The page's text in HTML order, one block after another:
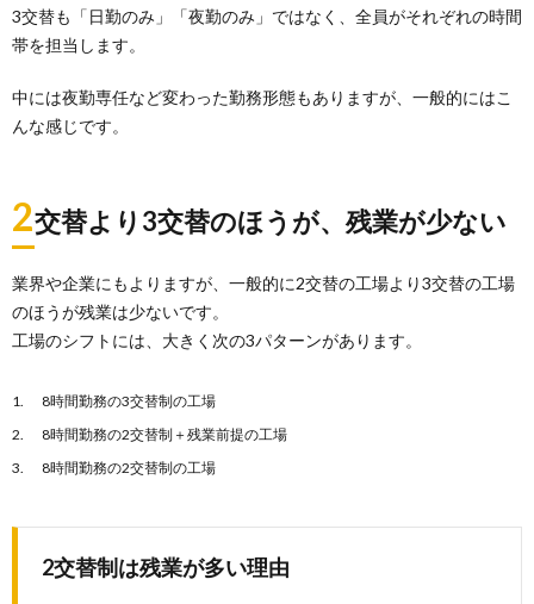
3交替も「日勤のみ」「夜勤のみ」ではなく、全員がそれぞれの時間
帯を担当します。
中には夜勤専任など変わった勤務形態もありますが、一般的にはこ
んな感じです。
2交替より3交替のほうが、残業が少ない
業界や企業にもよりますが、一般的に2交替の工場より3交替の工場
のほうが残業は少ないです。
工場のシフトには、大きく次の3パターンがあります。
8時間勤務の3交替制の工場
8時間勤務の2交替制＋残業前提の工場
8時間勤務の2交替制の工場
2交替制は残業が多い理由